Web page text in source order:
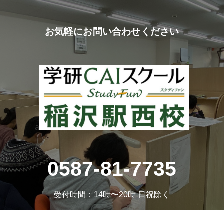
お気軽にお問い合わせください
a
0587-81-7735
受付時間：14時〜20時 日祝除く